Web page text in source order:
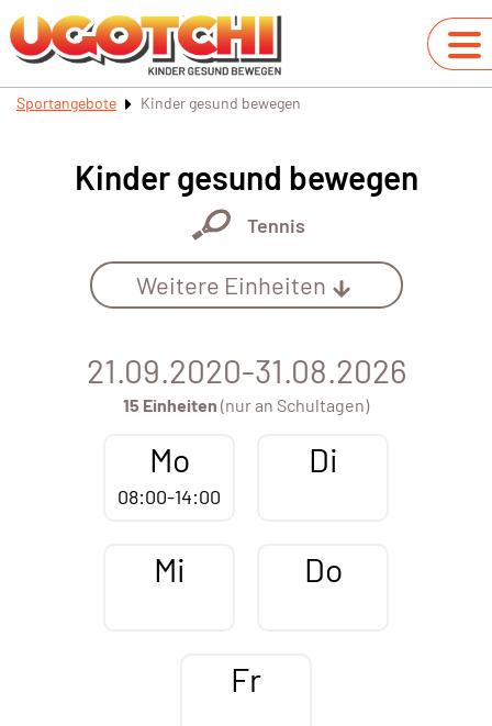
Sportangebote Kinder gesund bewegen
Kinder gesund bewegen
Tennis
Weitere Einheiten
21.09.2020-31.08.2026
15 Einheiten (nur an Schultagen)
Mo
08:00-14:00
Di
Mi Do
Fr